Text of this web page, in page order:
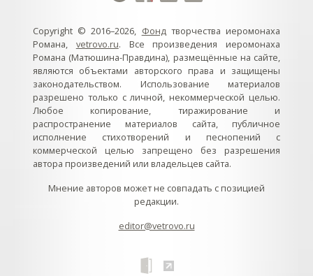
Copyright © 2016–2026, Фондтворчества иеромонаха
Романа, vetrovo.ru. Все произведения иеромонаха
Романа (Матюшина-Правдина), размещённые на сайте,
являются объектами авторского права и защищены
законодательством. Использование материалов
разрешено только с личной, некоммерческой целью.
Любое копирование, тиражирование и
распространение материалов сайта, публичное
исполнение стихотворений и песнопений с
коммерческой целью запрещено без разрешения
автора произведений или владельцев сайта.
Мнение авторов может не совпадать с позицией
редакции.
editor@vetrovo.ru